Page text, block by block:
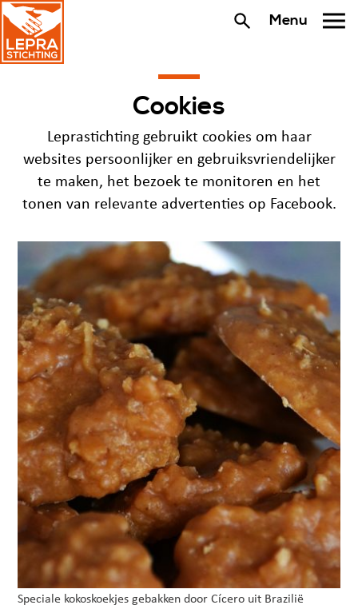
Menu
Cookies
Leprastichting gebruikt cookies om haar
websites persoonlijker en gebruiksvriendelijker
te maken, het bezoek te monitoren en het
tonen van relevante advertenties op Facebook.
Speciale kokoskoekjes gebakken door Cícero uit Brazilië